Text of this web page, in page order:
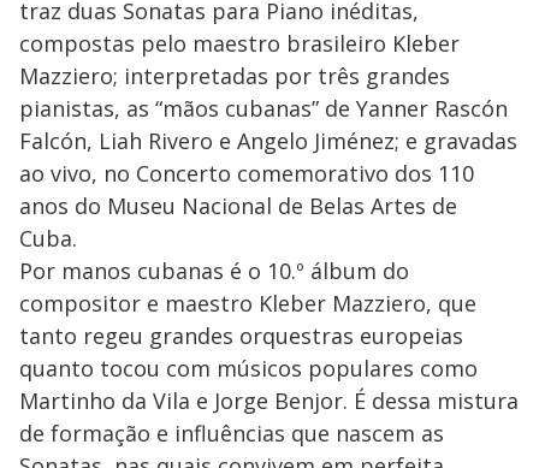
traz duas Sonatas para Piano inéditas,
compostas pelo maestro brasileiro Kleber
Mazziero; interpretadas por três grandes
pianistas, as “mãos cubanas” de Yanner Rascón
Falcón, Liah Rivero e Angelo Jiménez; e gravadas
ao vivo, no Concerto comemorativo dos 110
anos do Museu Nacional de Belas Artes de
Cuba.
Por manos cubanas é o 10.º álbum do
compositor e maestro Kleber Mazziero, que
tanto regeu grandes orquestras europeias
quanto tocou com músicos populares como
Martinho da Vila e Jorge Benjor. É dessa mistura
de formação e influências que nascem as